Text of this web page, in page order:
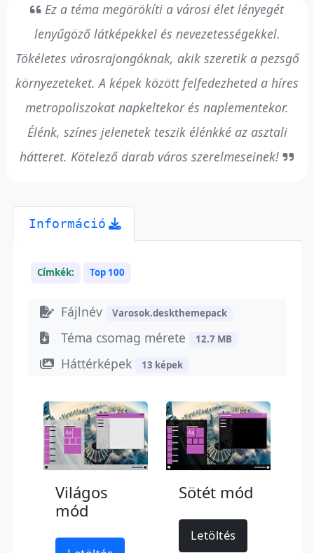
Ez a téma megörökíti a városi élet lényegét
lenyűgöző látképekkel és nevezetességekkel.
Tökéletes városrajongóknak, akik szeretik a pezsgő
környezeteket. A képek között felfedezheted a híres
metropoliszokat napkeltekor és naplementekor.
Élénk, színes jelenetek teszik élénkké az asztali
hátteret. Kötelező darab város szerelmeseinek!
Információ
Címkék: Top 100
Fájlnév Varosok.deskthemepack
Téma csomag mérete 12.7 MB
Háttérképek 13 képek
Világos
mód
Sötét mód
Letöltés